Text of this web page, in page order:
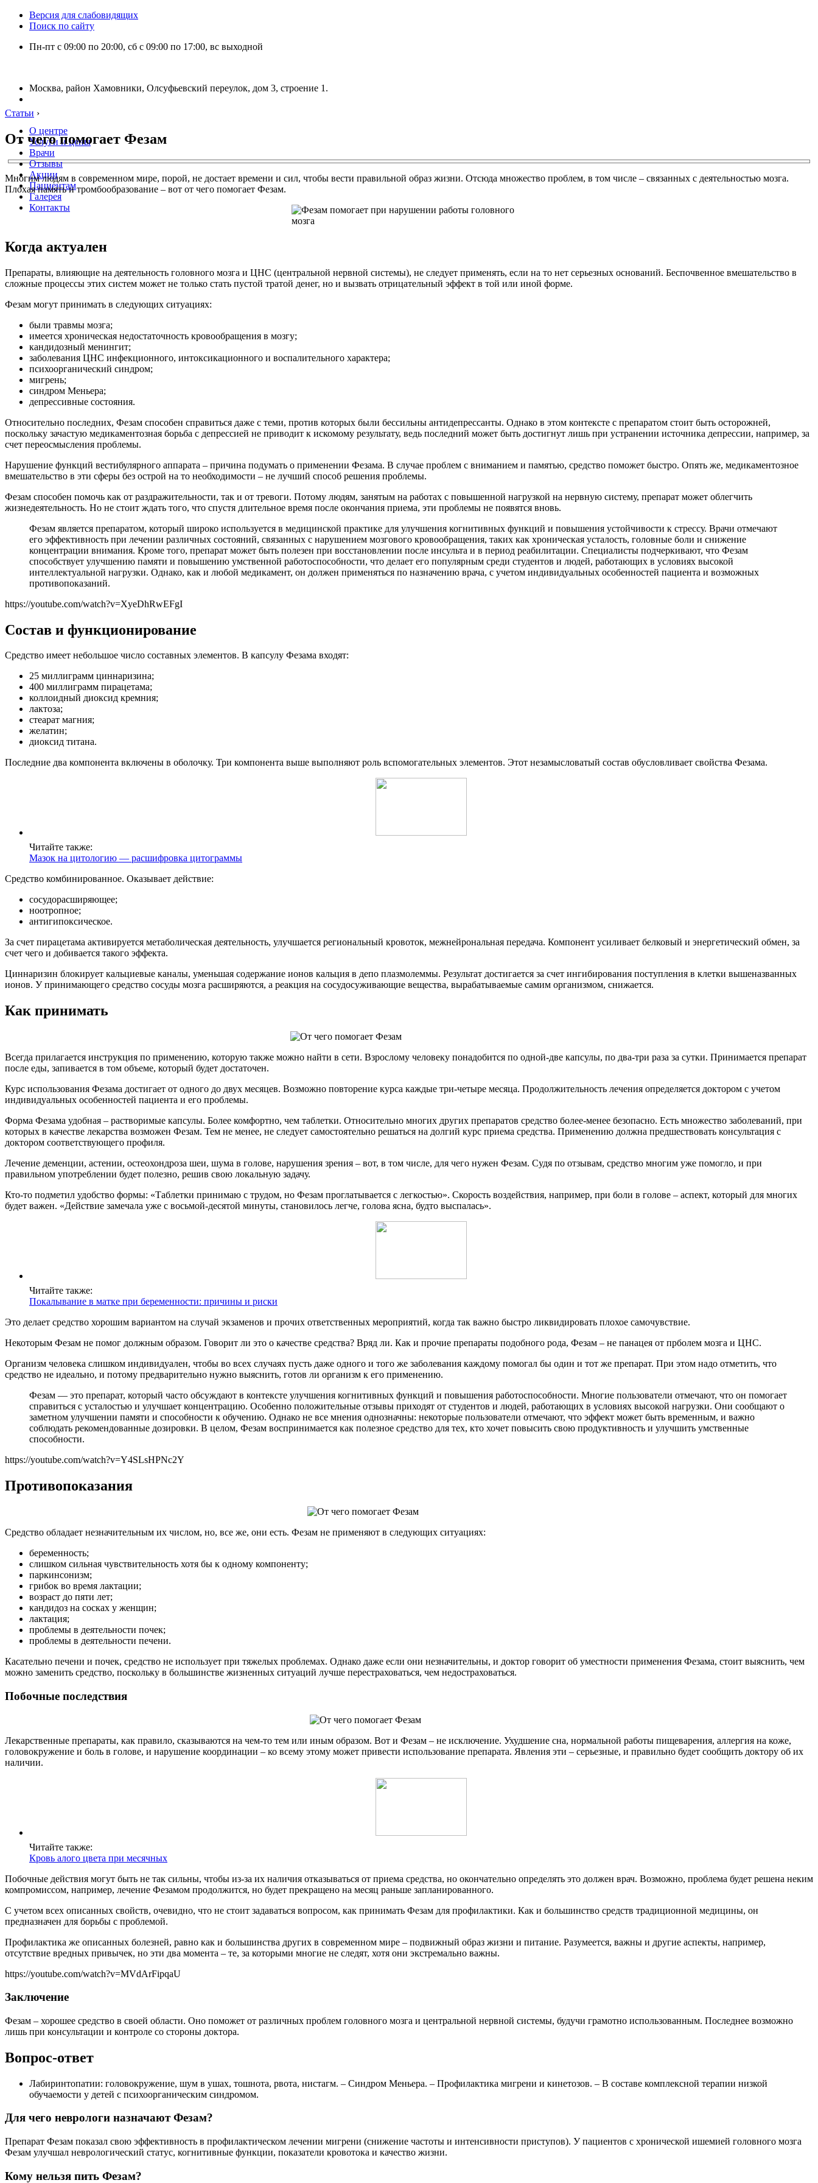
Версия для слабовидящих
Поиск по сайту
Пн-пт с 09:00 по 20:00, сб с 09:00 по 17:00, вс выходной
Москва, район Хамовники, Олсуфьевский переулок, дом 3, строение 1.
О центре
Услуги и цены
Врачи
Отзывы
Акции
Пациентам
Галерея
Контакты
Статьи ›
От чего помогает Фезам
Многим людям в современном мире, порой, не достает времени и сил, чтобы вести правильной образ жизни. Отсюда множество проблем, в том числе – связанных с деятельностью мозга.
Плохая память и тромбообразование – вот от чего помогает Фезам.
Когда актуален
Препараты, влияющие на деятельность головного мозга и ЦНС (центральной нервной системы), не следует применять, если на то нет серьезных оснований. Беспочвенное вмешательство в
сложные процессы этих систем может не только стать пустой тратой денег, но и вызвать отрицательный эффект в той или иной форме.
Фезам могут принимать в следующих ситуациях:
были травмы мозга;
имеется хроническая недостаточность кровообращения в мозгу;
кандидозный менингит;
заболевания ЦНС инфекционного, интоксикационного и воспалительного характера;
психоорганический синдром;
мигрень;
синдром Меньера;
депрессивные состояния.
Относительно последних, Фезам способен справиться даже с теми, против которых были бессильны антидепрессанты. Однако в этом контексте с препаратом стоит быть осторожней,
поскольку зачастую медикаментозная борьба с депрессией не приводит к искомому результату, ведь последний может быть достигнут лишь при устранении источника депрессии, например, за
счет переосмысления проблемы.
Нарушение функций вестибулярного аппарата – причина подумать о применении Фезама. В случае проблем с вниманием и памятью, средство поможет быстро. Опять же, медикаментозное
вмешательство в эти сферы без острой на то необходимости – не лучший способ решения проблемы.
Фезам способен помочь как от раздражительности, так и от тревоги. Потому людям, занятым на работах с повышенной нагрузкой на нервную систему, препарат может облегчить
жизнедеятельность. Но не стоит ждать того, что спустя длительное время после окончания приема, эти проблемы не появятся вновь.
Фезам является препаратом, который широко используется в медицинской практике для улучшения когнитивных функций и повышения устойчивости к стрессу. Врачи отмечают
его эффективность при лечении различных состояний, связанных с нарушением мозгового кровообращения, таких как хроническая усталость, головные боли и снижение
концентрации внимания. Кроме того, препарат может быть полезен при восстановлении после инсульта и в период реабилитации. Специалисты подчеркивают, что Фезам
способствует улучшению памяти и повышению умственной работоспособности, что делает его популярным среди студентов и людей, работающих в условиях высокой
интеллектуальной нагрузки. Однако, как и любой медикамент, он должен применяться по назначению врача, с учетом индивидуальных особенностей пациента и возможных
противопоказаний.
https://youtube.com/watch?v=XyeDhRwEFgI
Состав и функционирование
Средство имеет небольшое число составных элементов. В капсулу Фезама входят:
25 миллиграмм циннаризина;
400 миллиграмм пирацетама;
коллоидный диоксид кремния;
лактоза;
стеарат магния;
желатин;
диоксид титана.
Последние два компонента включены в оболочку. Три компонента выше выполняют роль вспомогательных элементов. Этот незамысловатый состав обусловливает свойства Фезама.
Читайте также:
Мазок на цитологию — расшифровка цитограммы
Средство комбинированное. Оказывает действие:
сосудорасширяющее;
ноотропное;
антигипоксическое.
За счет пирацетама активируется метаболическая деятельность, улучшается региональный кровоток, межнейрональная передача. Компонент усиливает белковый и энергетический обмен, за
счет чего и добивается такого эффекта.
Циннаризин блокирует кальциевые каналы, уменьшая содержание ионов кальция в депо плазмолеммы. Результат достигается за счет ингибирования поступления в клетки вышеназванных
ионов. У принимающего средство сосуды мозга расширяются, а реакция на сосудосуживающие вещества, вырабатываемые самим организмом, снижается.
Как принимать
Всегда прилагается инструкция по применению, которую также можно найти в сети. Взрослому человеку понадобится по одной-две капсулы, по два-три раза за сутки. Принимается препарат
после еды, запивается в том объеме, который будет достаточен.
Курс использования Фезама достигает от одного до двух месяцев. Возможно повторение курса каждые три-четыре месяца. Продолжительность лечения определяется доктором с учетом
индивидуальных особенностей пациента и его проблемы.
Форма Фезама удобная – растворимые капсулы. Более комфортно, чем таблетки. Относительно многих других препаратов средство более-менее безопасно. Есть множество заболеваний, при
которых в качестве лекарства возможен Фезам. Тем не менее, не следует самостоятельно решаться на долгий курс приема средства. Применению должна предшествовать консультация с
доктором соответствующего профиля.
Лечение деменции, астении, остеохондроза шеи, шума в голове, нарушения зрения – вот, в том числе, для чего нужен Фезам. Судя по отзывам, средство многим уже помогло, и при
правильном употреблении будет полезно, решив свою локальную задачу.
Кто-то подметил удобство формы: «Таблетки принимаю с трудом, но Фезам проглатывается с легкостью». Скорость воздействия, например, при боли в голове – аспект, который для многих
будет важен. «Действие замечала уже с восьмой-десятой минуты, становилось легче, голова ясна, будто выспалась».
Читайте также:
Покалывание в матке при беременности: причины и риски
Это делает средство хорошим вариантом на случай экзаменов и прочих ответственных мероприятий, когда так важно быстро ликвидировать плохое самочувствие.
Некоторым Фезам не помог должным образом. Говорит ли это о качестве средства? Вряд ли. Как и прочие препараты подобного рода, Фезам – не панацея от прболем мозга и ЦНС.
Организм человека слишком индивидуален, чтобы во всех случаях пусть даже одного и того же заболевания каждому помогал бы один и тот же препарат. При этом надо отметить, что
средство не идеально, и потому предварительно нужно выяснить, готов ли организм к его применению.
Фезам — это препарат, который часто обсуждают в контексте улучшения когнитивных функций и повышения работоспособности. Многие пользователи отмечают, что он помогает
справиться с усталостью и улучшает концентрацию. Особенно положительные отзывы приходят от студентов и людей, работающих в условиях высокой нагрузки. Они сообщают о
заметном улучшении памяти и способности к обучению. Однако не все мнения однозначны: некоторые пользователи отмечают, что эффект может быть временным, и важно
соблюдать рекомендованные дозировки. В целом, Фезам воспринимается как полезное средство для тех, кто хочет повысить свою продуктивность и улучшить умственные
способности.
https://youtube.com/watch?v=Y4SLsHPNc2Y
Противопоказания
Средство обладает незначительным их числом, но, все же, они есть. Фезам не применяют в следующих ситуациях:
беременность;
слишком сильная чувствительность хотя бы к одному компоненту;
паркинсонизм;
грибок во время лактации;
возраст до пяти лет;
кандидоз на сосках у женщин;
лактация;
проблемы в деятельности почек;
проблемы в деятельности печени.
Касательно печени и почек, средство не использует при тяжелых проблемах. Однако даже если они незначительны, и доктор говорит об уместности применения Фезама, стоит выяснить, чем
можно заменить средство, поскольку в большинстве жизненных ситуаций лучше перестраховаться, чем недостраховаться.
Побочные последствия
Лекарственные препараты, как правило, сказываются на чем-то тем или иным образом. Вот и Фезам – не исключение. Ухудшение сна, нормальной работы пищеварения, аллергия на коже,
головокружение и боль в голове, и нарушение координации – ко всему этому может привести использование препарата. Явления эти – серьезные, и правильно будет сообщить доктору об их
наличии.
Читайте также:
Кровь алого цвета при месячных
Побочные действия могут быть не так сильны, чтобы из-за их наличия отказываться от приема средства, но окончательно определять это должен врач. Возможно, проблема будет решена неким
компромиссом, например, лечение Фезамом продолжится, но будет прекращено на месяц раньше запланированного.
С учетом всех описанных свойств, очевидно, что не стоит задаваться вопросом, как принимать Фезам для профилактики. Как и большинство средств традиционной медицины, он
предназначен для борьбы с проблемой.
Профилактика же описанных болезней, равно как и большинства других в современном мире – подвижный образ жизни и питание. Разумеется, важны и другие аспекты, например,
отсутствие вредных привычек, но эти два момента – те, за которыми многие не следят, хотя они экстремально важны.
https://youtube.com/watch?v=MVdArFipqaU
Заключение
Фезам – хорошее средство в своей области. Оно поможет от различных проблем головного мозга и центральной нервной системы, будучи грамотно использованным. Последнее возможно
лишь при консультации и контроле со стороны доктора.
Вопрос-ответ
Лабиринтопатии: головокружение, шум в ушах, тошнота, рвота, нистагм. – Синдром Меньера. – Профилактика мигрени и кинетозов. – В составе комплексной терапии низкой
обучаемости у детей с психоорганическим синдромом.
Для чего неврологи назначают Фезам?
Препарат Фезам показал свою эффективность в профилактическом лечении мигрени (снижение частоты и интенсивности приступов). У пациентов с хронической ишемией головного мозга
Фезам улучшал неврологический статус, когнитивные функции, показатели кровотока и качество жизни.
Кому нельзя пить Фезам?